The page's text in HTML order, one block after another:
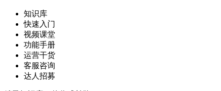
知识库
快速入门
视频课堂
功能手册
运营干货
客服咨询
达人招募